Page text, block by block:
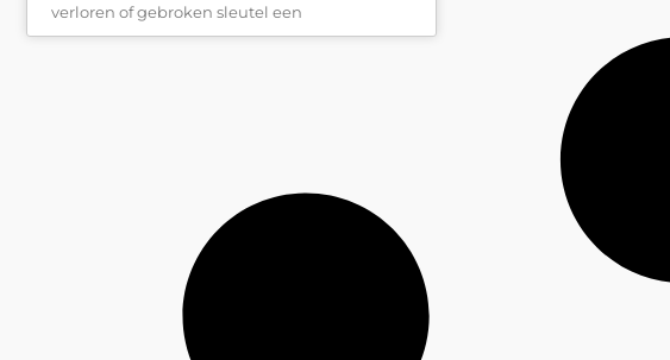
verloren of gebroken sleutel een